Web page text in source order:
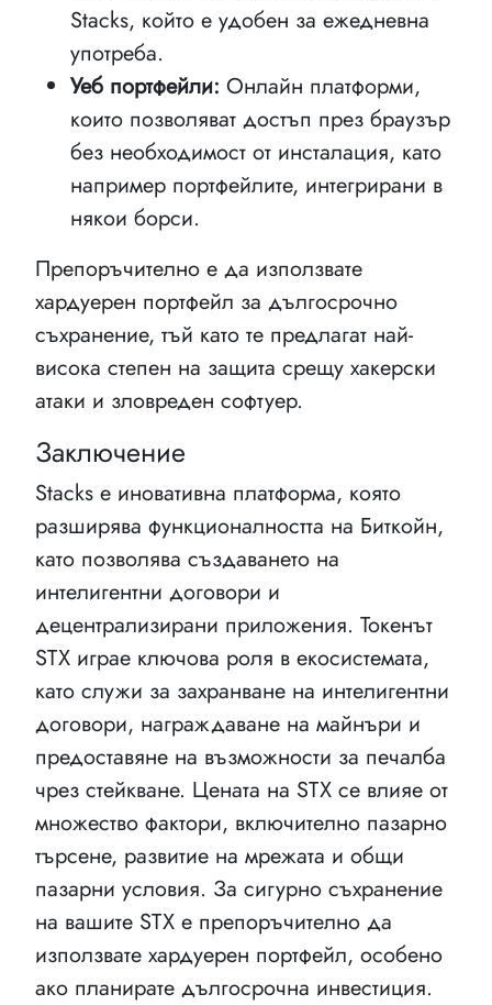
Stacks, който е удобен за ежедневна
употреба.
Уеб портфейли: Онлайн платформи,
които позволяват достъп през браузър
без необходимост от инсталация, като
например портфейлите, интегрирани в
някои борси.
Препоръчително е да използвате
хардуерен портфейл за дългосрочно
съхранение, тъй като те предлагат най-
висока степен на защита срещу хакерски
атаки и зловреден софтуер.
Заключение
Stacks е иновативна платформа, която
разширява функционалността на Биткойн,
като позволява създаването на
интелигентни договори и
децентрализирани приложения. Токенът
STX играе ключова роля в екосистемата,
като служи за захранване на интелигентни
договори, награждаване на майнъри и
предоставяне на възможности за печалба
чрез стейкване. Цената на STX се влияе от
множество фактори, включително пазарно
търсене, развитие на мрежата и общи
пазарни условия. За сигурно съхранение
на вашите STX е препоръчително да
използвате хардуерен портфейл, особено
ако планирате дългосрочна инвестиция.